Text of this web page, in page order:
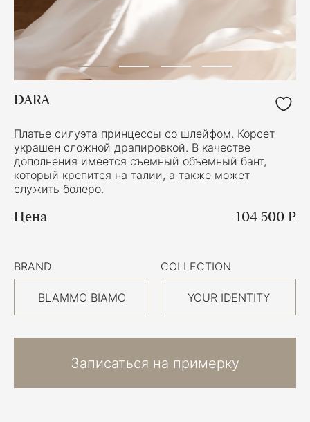
DARA
Платье силуэта принцессы со шлейфом. Корсет
украшен сложной драпировкой. В качестве
дополнения имеется съемный объемный бант,
который крепится на талии, а также может
служить болеро.
Цена 104 500 ₽
BRAND
BLAMMO BIAMO
COLLECTION
YOUR IDENTITY
Записаться на примерку